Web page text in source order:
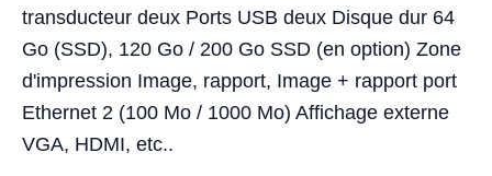
transducteur deux Ports USB deux Disque dur 64
Go (SSD), 120 Go / 200 Go SSD (en option) Zone
d'impression Image, rapport, Image + rapport port
Ethernet 2 (100 Mo / 1000 Mo) Affichage externe
VGA, HDMI, etc..